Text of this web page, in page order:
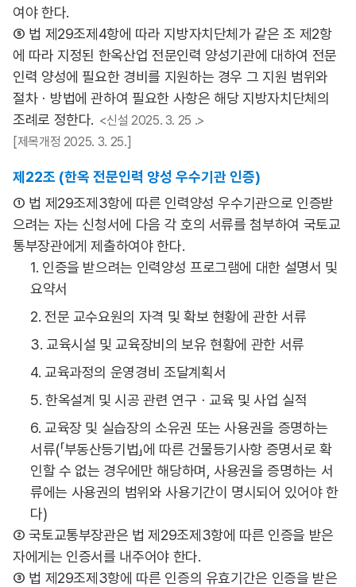
여야 한다.
⑤ 법 제29조제4항에 따라 지방자치단체가 같은 조 제2항
에 따라 지정된 한옥산업 전문인력 양성기관에 대하여 전문
인력 양성에 필요한 경비를 지원하는 경우 그 지원 범위와
절차ㆍ방법에 관하여 필요한 사항은 해당 지방자치단체의
조례로 정한다. <신설 2025. 3. 25 .>
[제목개정 2025. 3. 25.]
제22조 (한옥 전문인력 양성 우수기관 인증)
① 법 제29조제3항에 따른 인력양성 우수기관으로 인증받
으려는 자는 신청서에 다음 각 호의 서류를 첨부하여 국토교
통부장관에게 제출하여야 한다.
1. 인증을 받으려는 인력양성 프로그램에 대한 설명서 및
요약서
2. 전문 교수요원의 자격 및 확보 현황에 관한 서류
3. 교육시설 및 교육장비의 보유 현황에 관한 서류
4. 교육과정의 운영경비 조달계획서
5. 한옥설계 및 시공 관련 연구ㆍ교육 및 사업 실적
6. 교육장 및 실습장의 소유권 또는 사용권을 증명하는
서류(「부동산등기법」에 따른 건물등기사항 증명서로 확
인할 수 없는 경우에만 해당하며, 사용권을 증명하는 서
류에는 사용권의 범위와 사용기간이 명시되어 있어야 한
다)
② 국토교통부장관은 법 제29조제3항에 따른 인증을 받은
자에게는 인증서를 내주어야 한다.
③ 법 제29조제3항에 따른 인증의 유효기간은 인증을 받은